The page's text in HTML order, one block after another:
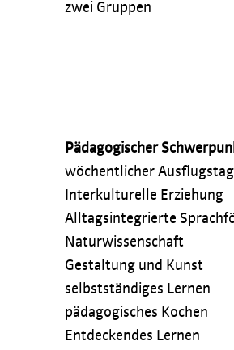
zwei Gruppen
Pädagogischer
wöchentlicher Ausflugstag
Interkulturelle Erziehung
Alltagsintegrierte
Naturwissenschaft
Gestaltung und Kunst
selbstständiges Lernen
pädagogisches Kochen
Entdeckendes Lernen